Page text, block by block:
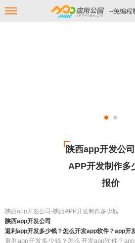
--免编程
陕西app开发公
APP开发制作多
报价
陕西app开发公司-陕西APP开发制作多少钱
陕西app开发公司
返利app开发多少钱？怎么开发app软件？app开
返利app开发多少钱？怎么开发app软件？